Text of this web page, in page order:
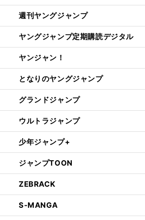
週刊ヤングジャンプ
ヤングジャンプ定期購読デジタル
ヤンジャン！
となりのヤングジャンプ
グランドジャンプ
ウルトラジャンプ
少年ジャンプ+
ジャンプTOON
ZEBRACK
S-MANGA